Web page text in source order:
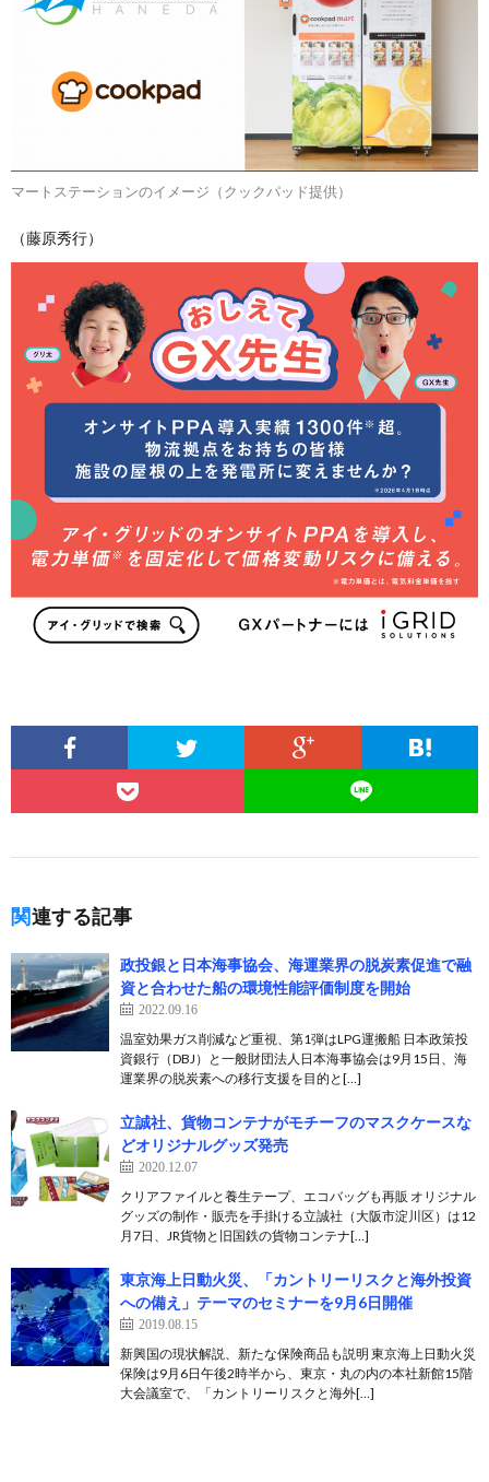
マートステーションのイメージ（クックパッド提供）
（藤原秀行）
関連する記事
政投銀と日本海事協会、海運業界の脱炭素促進で融
資と合わせた船の環境性能評価制度を開始
2022.09.16
温室効果ガス削減など重視、第1弾はLPG運搬船 日本政策投
資銀行（DBJ）と一般財団法人日本海事協会は9月15日、海
運業界の脱炭素への移行支援を目的と[…]
立誠社、貨物コンテナがモチーフのマスクケースな
どオリジナルグッズ発売
2020.12.07
クリアファイルと養生テープ、エコバッグも再販 オリジナル
グッズの制作・販売を手掛ける立誠社（大阪市淀川区）は12
月7日、JR貨物と旧国鉄の貨物コンテナ[…]
東京海上日動火災、「カントリーリスクと海外投資
への備え」テーマのセミナーを9月6日開催
2019.08.15
新興国の現状解説、新たな保険商品も説明 東京海上日動火災
保険は9月6日午後2時半から、東京・丸の内の本社新館15階
大会議室で、「カントリーリスクと海外[…]